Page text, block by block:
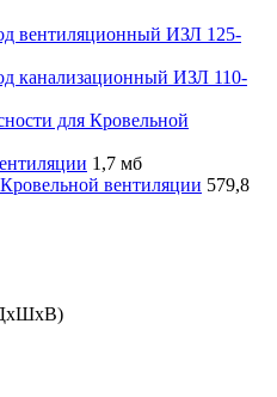
вентиляционный ИЗЛ 125-
канализационный ИЗЛ 110-
для Кровельной
1,7 мб
вентиляции 579,8